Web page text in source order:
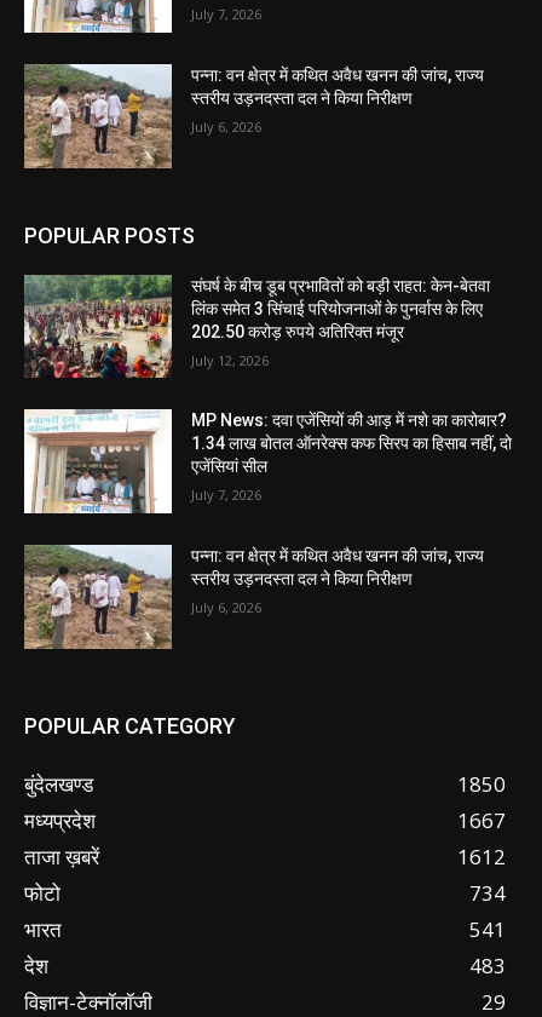
July 7, 2026
पन्ना: वन क्षेत्र में कथित अवैध खनन की जांच, राज्य
स्तरीय उड़नदस्ता दल ने किया निरीक्षण
July 6, 2026
POPULAR POSTS
संघर्ष के बीच डूब प्रभावितों को बड़ी राहत: केन-बेतवा
लिंक समेत 3 सिंचाई परियोजनाओं के पुनर्वास के लिए
202.50 करोड़ रुपये अतिरिक्त मंजूर
July 12, 2026
MP News: दवा एजेंसियों की आड़ में नशे का कारोबार?
1.34 लाख बोतल ऑनरेक्स कफ सिरप का हिसाब नहीं, दो
एजेंसियां सील
July 7, 2026
पन्ना: वन क्षेत्र में कथित अवैध खनन की जांच, राज्य
स्तरीय उड़नदस्ता दल ने किया निरीक्षण
July 6, 2026
POPULAR CATEGORY
बुंदेलखण्ड
1850
मध्यप्रदेश
1667
ताजा ख़बरें
1612
फोटो
734
भारत
541
देश
483
विज्ञान-टेक्नॉलॉजी
29